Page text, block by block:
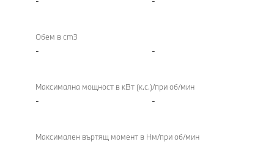
горене
Обем в cm3
- -
Максимална мощност в кВт (к.с.)/при об/мин
- -
Максимален въртящ момент в Нм/при об/мин